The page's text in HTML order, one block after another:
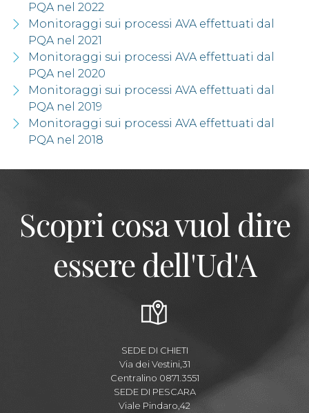
PQA nel 2022
Monitoraggi sui processi AVA effettuati dal
PQA nel 2021
Monitoraggi sui processi AVA effettuati dal
PQA nel 2020
Monitoraggi sui processi AVA effettuati dal
PQA nel 2019
Monitoraggi sui processi AVA effettuati dal
PQA nel 2018
Scopri cosa vuol dire
essere dell'Ud'A
SEDE DI CHIETI
Via dei Vestini,31
Centralino 0871.3551
SEDE DI PESCARA
Viale Pindaro,42